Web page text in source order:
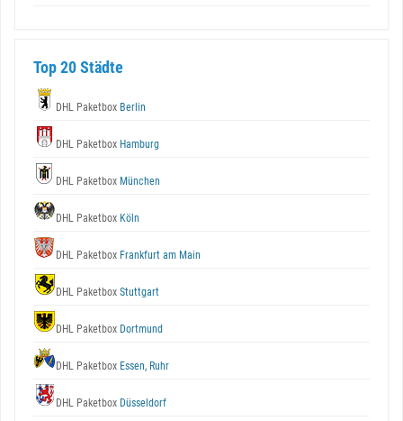
Top 20 Städte
DHL Paketbox Berlin
DHL Paketbox Hamburg
DHL Paketbox München
DHL Paketbox Köln
DHL Paketbox Frankfurt am Main
DHL Paketbox Stuttgart
DHL Paketbox Dortmund
DHL Paketbox Essen, Ruhr
DHL Paketbox Düsseldorf